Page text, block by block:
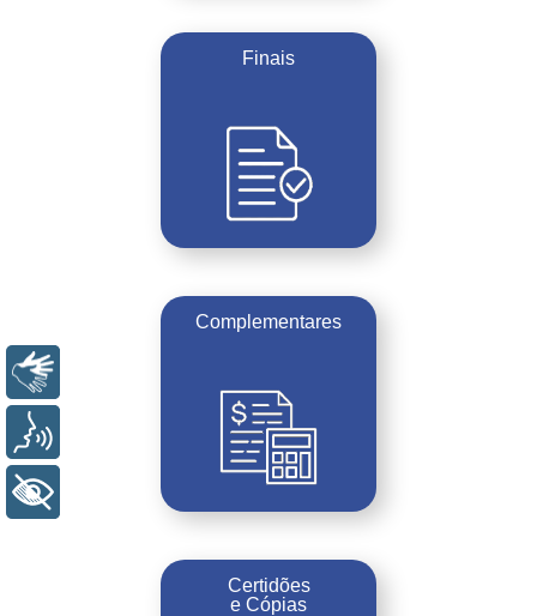
Finais
Complementares
Certidões
e Cópias
+ Acessibilidade